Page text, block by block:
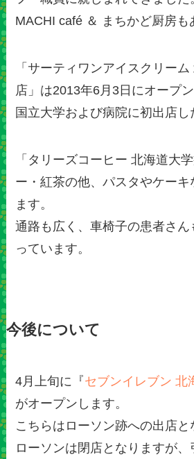
MACHI café ＆ まちかど厨房も
「サーティワンアイスクリー
店」 は2013年6月3日にオープン
国立大学および病院に初出店し
「タリーズコーヒー 北海道大学
ー・紅茶の他、パスタやケーキ
ます。
通路も広く、車椅子の患者さ
っています。
今後について
4月上旬に『セブンイレブン 北
がオープンします。
こちらはローソン跡への出店と
ローソンは閉店となりますが